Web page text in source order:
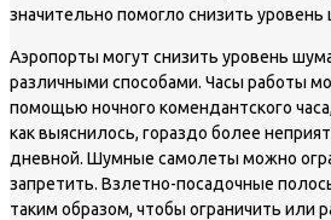
значительно помогло снизить уровень
Аэропорты могут снизить уровень
различными способами. Часы работы
помощью ночного комендантского
как выяснилось, гораздо более
дневной. Шумные самолеты можно
запретить. Взлетно-посадочные
таким образом, чтобы ограничить или